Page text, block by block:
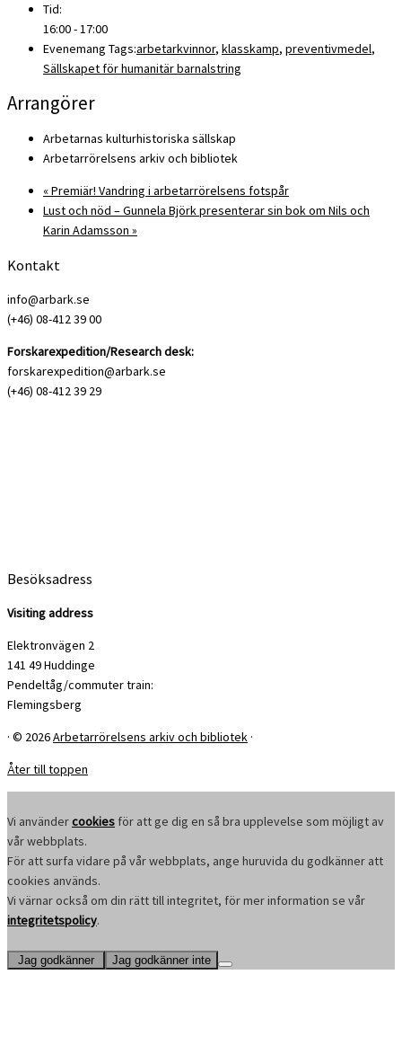
Tid:
16:00 - 17:00
Evenemang Tags:arbetarkvinnor, klasskamp, preventivmedel,
Sällskapet för humanitär barnalstring
Arrangörer
Arbetarnas kulturhistoriska sällskap
Arbetarrörelsens arkiv och bibliotek
«Premiär! Vandring i arbetarrörelsens fotspår
Lust och nöd – Gunnela Björk presenterar sin bok om Nils och
Karin Adamsson »
Kontakt
info@arbark.se
(+46) 08-412 39 00
Forskarexpedition/Research desk:
forskarexpedition@arbark.se
(+46) 08-412 39 29
Besöksadress
Visiting address
Elektronvägen 2
141 49 Huddinge
Pendeltåg/commuter train:
Flemingsberg
· © 2026Arbetarrörelsens arkiv och bibliotek ·
Åter till toppen
Vi användercookies för att ge dig en så bra upplevelse som möjligt av
vår webbplats.
För att surfa vidare på vår webbplats, ange huruvida du godkänner att
cookies används.
Vi värnar också om din rätt till integritet, för mer information se vår
integritetspolicy.
Jag godkänner Jag godkänner inte